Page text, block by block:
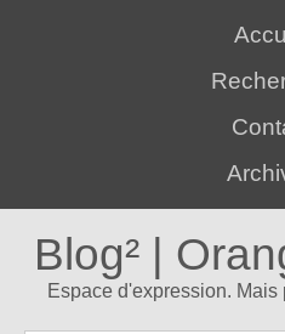
Blog² |
Espace d'expression. Mais